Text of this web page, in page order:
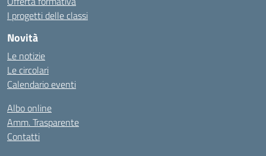
I progetti delle classi
Novità
Le notizie
Le circolari
Calendario eventi
Albo online
Amm. Trasparente
Contatti